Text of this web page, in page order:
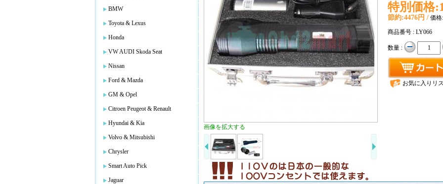
BMW
Toyota & Lexus
Honda
VW AUDI Skoda Seat
Nissan
Ford & Mazda
GM & Opel
Citroen Peugeot & Renault
Hyundai & Kia
Volvo & Mitsubishi
Chrysler
Smart Auto Pick
Jaguar
画像を拡大する
特別価格:
節約:4476円 / 価格:
商品番号 : LY066
数量 :
お気に入りリ